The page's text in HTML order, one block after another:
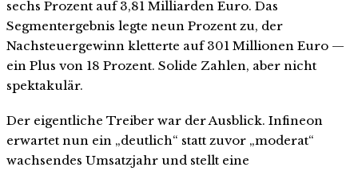
sechs Prozent auf 3,81 Milliarden Euro. Das
Segmentergebnis legte neun Prozent zu, der
Nachsteuergewinn kletterte auf 301 Millionen Euro —
ein Plus von 18 Prozent. Solide Zahlen, aber nicht
spektakulär.
Der eigentliche Treiber war der Ausblick. Infineon
erwartet nun ein „deutlich“ statt zuvor „moderat“
wachsendes Umsatzjahr und stellt eine